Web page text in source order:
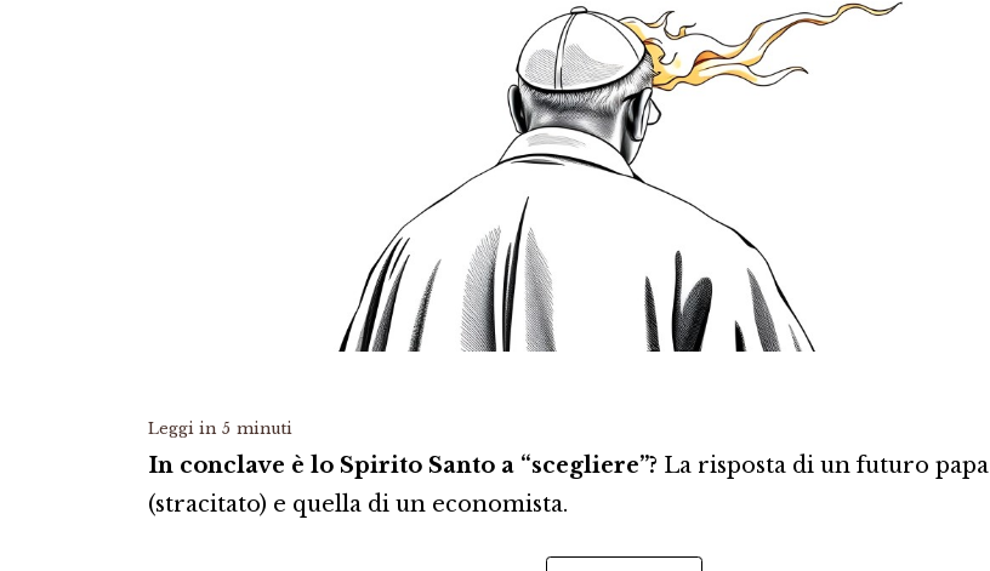
Leggi in 5 minuti
In conclave è lo Spirito Santo a “scegliere”? La risposta di un futuro papa
(stracitato) e quella di un economista.